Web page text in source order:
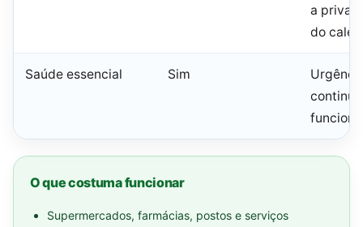
a
do
Saúde essencial Sim
O que costuma funcionar
Supermercados, farmácias, postos e serviços